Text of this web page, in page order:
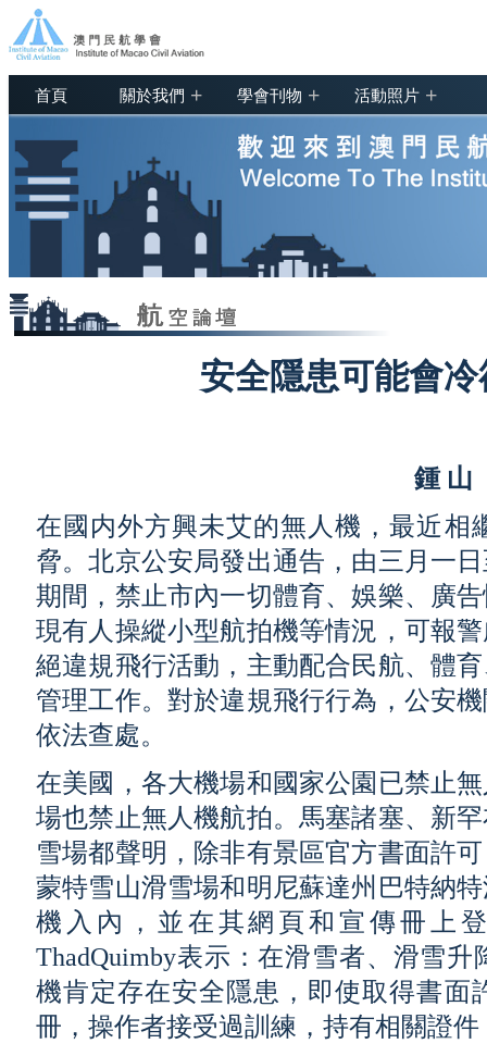
首頁 關於我們 + 學會刊物 + 活動照片 +
安全隱患可能會
鍾 山
在國内外方興未艾的無人機，最近相
脅。北京公安局發出通告，由三月一
期間，禁止市內一切體育、娛樂、廣
現有人操縱小型航拍機等情況，可報
絕違規飛行活動，主動配合民航、體
管理工作。對於違規飛行行為，公安
依法查處。
在美國，各大機場和國家公園已禁止
場也禁止無人機航拍。馬塞諸塞、新
雪場都聲明，除非有景區官方書面許
蒙特雪山滑雪場和明尼蘇達州巴特納
機入內，並在其網頁和宣傳冊上
ThadQuimby表示：在滑雪者、滑雪
機肯定存在安全隱患，即使取得書面
冊，操作者接受過訓練，持有相關證